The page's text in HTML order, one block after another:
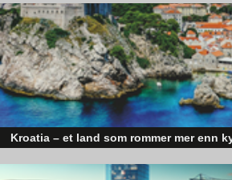
utfordrende vinterforhold kan være en
Kroatia – et land som rommer mer enn
sider enn det førsteinntrykket mange sitter